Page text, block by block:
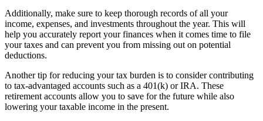
Additionally, make sure to keep thorough records of all your
income, expenses, and investments throughout the year. This will
help you accurately report your finances when it comes time to file
your taxes and can prevent you from missing out on potential
deductions.
Another tip for reducing your tax burden is to consider contributing
to tax-advantaged accounts such as a 401(k) or IRA. These
retirement accounts allow you to save for the future while also
lowering your taxable income in the present.